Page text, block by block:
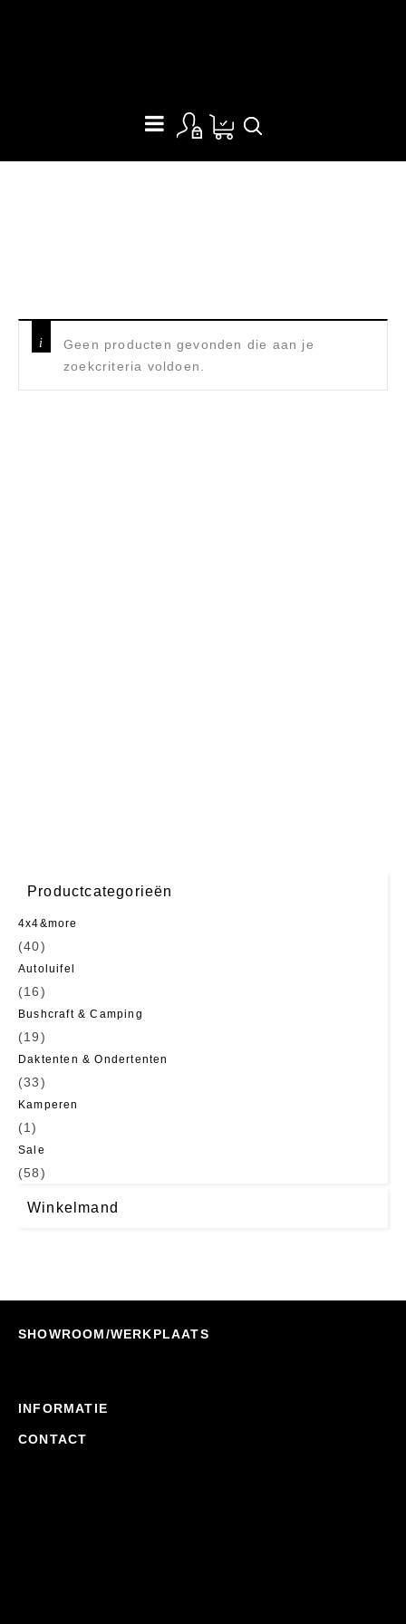
Geen producten gevonden die aan je
zoekcriteria voldoen.
Productcategorieën
4x4&more
(40)
Autoluifel
(16)
Bushcraft & Camping
(19)
Daktenten & Ondertenten
(33)
Kamperen
(1)
Sale
(58)
Winkelmand
SHOWROOM/WERKPLAATS
INFORMATIE
CONTACT